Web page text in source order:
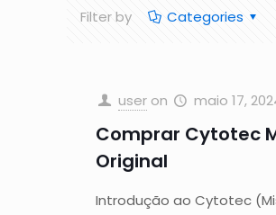
Filter by Categories
user on maio 17,
Comprar Cytotec
Original
Introdução ao Cytotec